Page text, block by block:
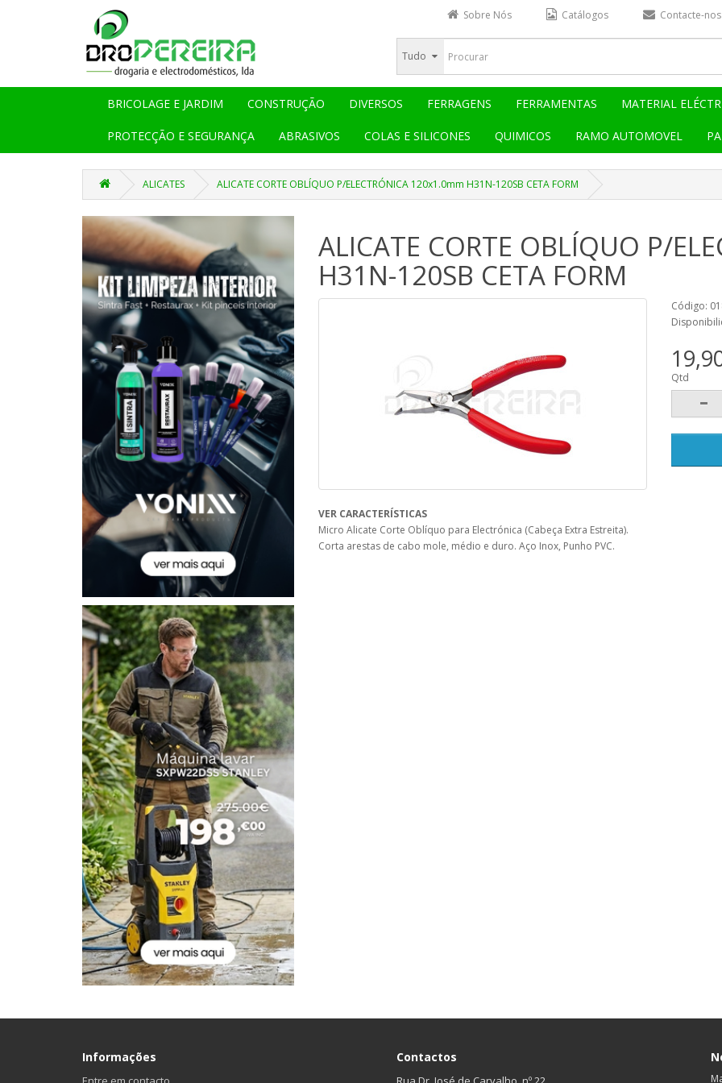
Sobre Nós Catálogos Contacte-nos
Tudo
BRICOLAGE E JARDIM CONSTRUÇÃO DIVERSOS FERRAGENS FERRAMENTAS MATERIAL
PROTECÇÃO E SEGURANÇA ABRASIVOS COLAS E SILICONES QUIMICOS RAMO AUTOMOVEL
ALICATES ALICATE CORTE OBLÍQUO P/ELECTRÓNICA 120x1.0mm H31N-120SB CETA FORM
ALICATE CORTE OBLÍQUO P/
H31N-120SB CETA FORM
VER CARACTERÍSTICAS
Micro Alicate Corte Oblíquo para Electrónica (Cabeça Extra Estreita).
Corta arestas de cabo mole, médio e duro. Aço Inox, Punho PVC.
Código:
Qtd
Informações Contactos